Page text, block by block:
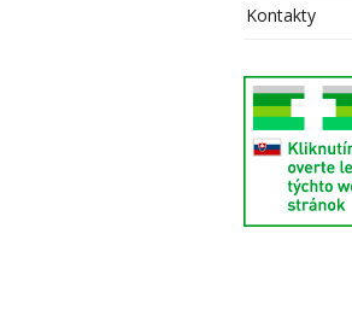
Kontakty